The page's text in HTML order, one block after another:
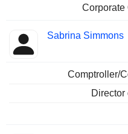
Corporate
Sabrina Simmons
Comptroller/